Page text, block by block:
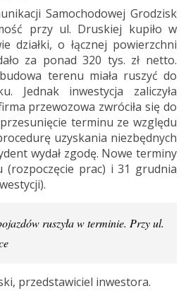
Samochodowej Grodzisk
przy ul. Druskiej kupiło w
działki, o łącznej powierzchni
za ponad 320 tys. zł netto.
terenu miała ruszyć do
Jednak inwestycja zaliczyła
przewozowa zwróciła się do
terminu ze względu
uzyskania niezbędnych
wydał zgodę. Nowe terminy
(rozpoczęcie prac) i 31 grudnia
ruszyła w terminie. Przy ul.
przedstawiciel inwestora.